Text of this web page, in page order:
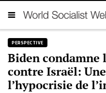
PERSPECTIVE
Biden condamne
contre Israël:
l’hypocrisie de